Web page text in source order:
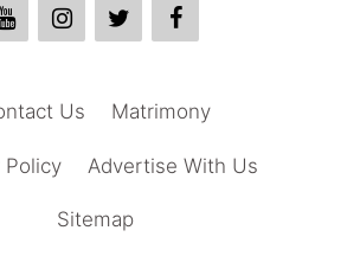
Matrimony
Us
Advertise With Us
Policy
Sitemap